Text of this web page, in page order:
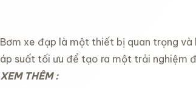
Bơm xe đạp là một thiết bị quan trọng
áp suất tối ưu để tạo ra một trải nghiệm
XEM THÊM :